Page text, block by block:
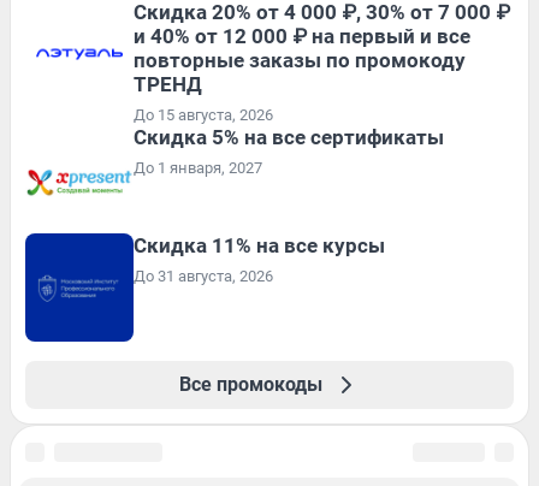
Скидка 20% от 4 000 ₽, 30% от 7 000 ₽
и 40% от 12 000 ₽ на первый и все
повторные заказы по промокоду
ТРЕНД
До 15 августа, 2026
Скидка 5% на все сертификаты
До 1 января, 2027
Скидка 11% на все курсы
До 31 августа, 2026
Все промокоды